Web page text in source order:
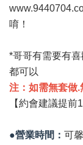
唷！
*哥哥有需要有
都可以
注：如需無套做
【約會建議提前
●營業時間： 可